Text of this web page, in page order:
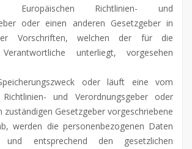
Europäischen Richtlinien- und
oder einen anderen Gesetzgeber in
Vorschriften, welchen der für die
unterliegt, vorgesehen
oder läuft eine vom
Richtlinien- und Verordnungsgeber oder
zuständigen Gesetzgeber vorgeschriebene
werden die personenbezogenen Daten
und entsprechend den gesetzlichen